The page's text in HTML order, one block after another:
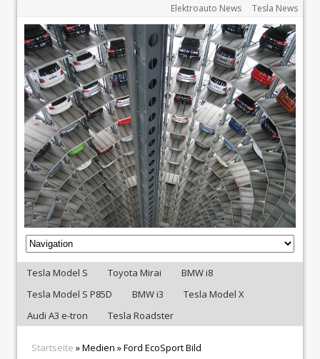
Elektroauto News Tesla News
Tesla Model S Toyota Mirai
BMW i8
Tesla Model S P85D
BMW i3
Tesla Model X
Audi A3 e-tron
Tesla Roadster
Startseite » Medien » Ford EcoSport Bild